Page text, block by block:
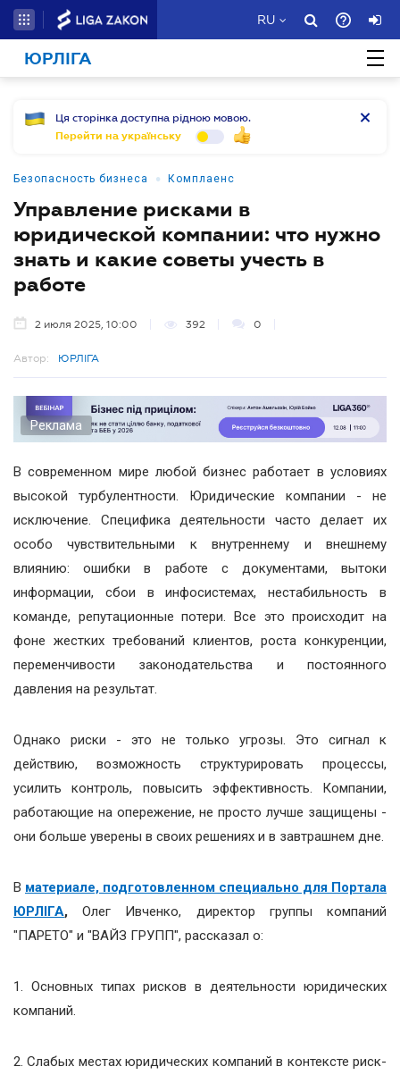
RU
ЮРЛІГА
Ця сторінка доступна рідною мовою.
Перейти на українську
Безопасность бизнеса • Комплаенс
Управление рисками в
юридической компании: что нужно
знать и какие советы учесть в
работе
2 июля 2025, 10:00 392 0
Автор: ЮРЛІГА
Реклама
В современном мире любой бизнес работает в условиях
высокой турбулентности. Юридические компании - не
исключение. Специфика деятельности часто делает их
особо чувствительными к внутреннему и внешнему
влиянию: ошибки в работе с документами, вытоки
информации, сбои в инфосистемах, нестабильность в
команде, репутационные потери. Все это происходит на
фоне жестких требований клиентов, роста конкуренции,
переменчивости законодательства и постоянного
давления на результат.
Однако риски - это не только угрозы. Это сигнал к
действию, возможность структурировать процессы,
усилить контроль, повысить эффективность. Компании,
работающие на опережение, не просто лучше защищены -
они больше уверены в своих решениях и в завтрашнем дне.
В материале, подготовленном специально для Портала
ЮРЛІГА,Олег Ивченко, директор группы компаний
"ПАРЕТО" и "ВАЙЗ ГРУПП", рассказал о:
1. Основных типах рисков в деятельности юридических
компаний.
2. Слабых местах юридических компаний в контексте риск-